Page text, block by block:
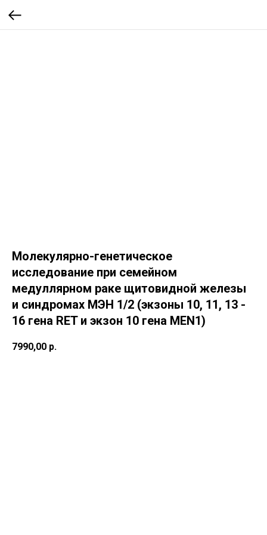
Молекулярно-генетическое
исследование при семейном
медуллярном раке щитовидной железы
и синдромах МЭН 1/2 (экзоны 10, 11, 13 -
16 гена RET и экзон 10 гена MEN1)
7990,00 р.